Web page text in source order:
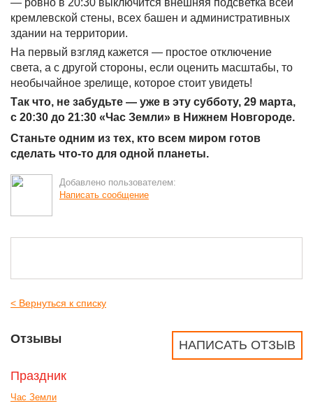
— ровно в 20:30 выключится внешняя подсветка всей
кремлевской стены, всех башен и административных
здании на территории.
На первый взгляд кажется — простое отключение
света, а с другой стороны, если оценить масштабы, то
необычайное зрелище, которое стоит увидеть!
Так что, не забудьте — уже в эту субботу, 29 марта,
с 20:30 до 21:30 «Час Земли» в Нижнем Новгороде.
Станьте одним из тех, кто всем миром готов
сделать что-то для одной планеты.
Добавлено пользователем:
Написать сообщение
< Вернуться к списку
НАПИСАТЬ ОТЗЫВ
Отзывы
Праздник
Час Земли